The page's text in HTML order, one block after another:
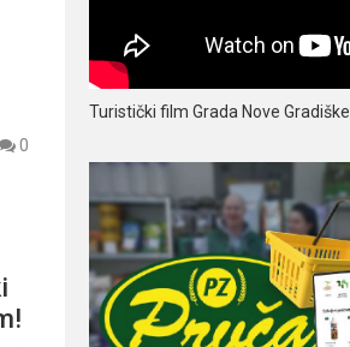
0
Turistički film Grada Nove Gradiške